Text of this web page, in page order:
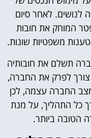
לנושים. לאחר סיום
המוחק את חובות
משפטיות שונות.
תשלם את חובותיה
צורך לפרק את החברה,
החברה עצמה, לכן
כל התהליך, על מנת
הטובה ביותר.